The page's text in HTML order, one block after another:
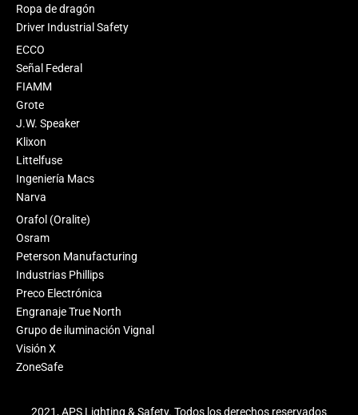
Ropa de dragón
Driver Industrial Safety
ECCO
Señal Federal
FIAMM
Grote
J.W. Speaker
Klixon
Littelfuse
Ingeniería Macs
Narva
Orafol (Oralite)
Osram
Peterson Manufacturing
Industrias Phillips
Preco Electrónica
Engranaje True North
Grupo de iluminación Vignal
Visión X
ZoneSafe
2021, APS Lighting & Safety. Todos los derechos reservados